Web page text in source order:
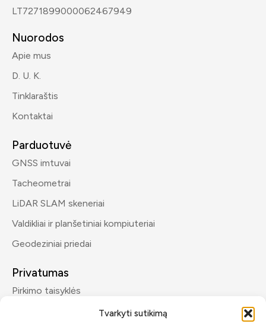
Tvarkyti sutikimą
LT7271899000062467949
Nuorodos
Apie mus
D. U. K.
Tinklaraštis
Kontaktai
Parduotuvė
GNSS imtuvai
Tacheometrai
LiDAR SLAM skeneriai
Valdikliai ir planšetiniai kompiuteriai
Geodeziniai priedai
Privatumas
Pirkimo taisyklės